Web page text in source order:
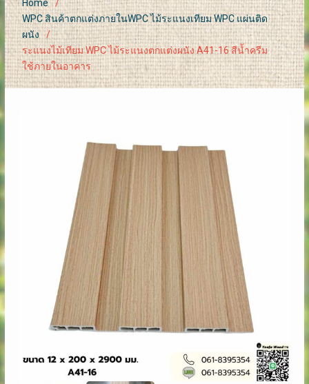
Home
WPC สินค้าตกแต่งภายในWPC ไม้ระแนงเทียม WPC แผ่นติด
ผนัง
ระแนงไม้เทียม WPC ไม้ระแนงตกแต่งผนัง A41-16 สีน้ำครีม
ใช้ภายในอาคาร